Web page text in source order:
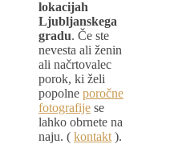
lokacijah
Ljubljanskega
gradu. Če ste
nevesta ali ženin
ali načrtovalec
porok, ki želi
popolne poročne
fotografije se
lahko obrnete na
naju. ( kontakt ).